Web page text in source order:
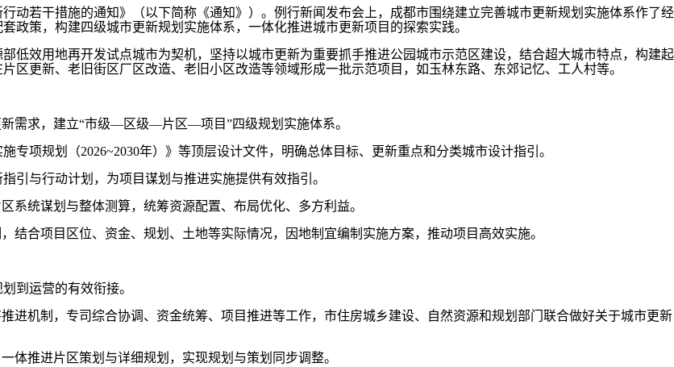
若干措施的通知》（以下简称《通知》）。例行新闻发布会上，成都市围绕建立完善城市更新规划实施体系作了经
政策，构建四级城市更新规划实施体系，一体化推进城市更新项目的探索实践。
效用地再开发试点城市为契机，坚持以城市更新为重要抓手推进公园城市示范区建设，结合超大城市特点，构建起
区更新、老旧街区厂区改造、老旧小区改造等领域形成一批示范项目，如玉林东路、东郊记忆、工人村等。
需求，建立“市级—区级—片区—项目”四级规划实施体系。
项规划（2026~2030年）》等顶层设计文件，明确总体目标、更新重点和分类城市设计指引。
与行动计划，为项目谋划与推进实施提供有效指引。
统谋划与整体测算，统筹资源配置、布局优化、多方利益。
项目区位、资金、规划、土地等实际情况，因地制宜编制实施方案，推动项目高效实施。
到运营的有效衔接。
机制，专司综合协调、资金统筹、项目推进等工作，市住房城乡建设、自然资源和规划部门联合做好关于城市更新
推进片区策划与详细规划，实现规划与策划同步调整。